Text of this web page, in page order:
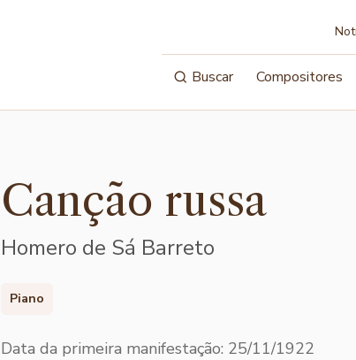
Buscar Compositores
Canção russa
Homero de Sá Barreto
Piano
Data da primeira manifestação: 25/11/1922